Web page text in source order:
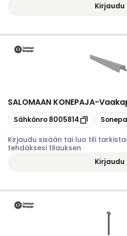
Kirjaudu
SALOMAAN KONEPAJA-
Kopioi
Sähkönro 8005814 Kopioi
Kirjaudu sisään tai luo tili
tehdäksesi tilauksen
Kirjaudu